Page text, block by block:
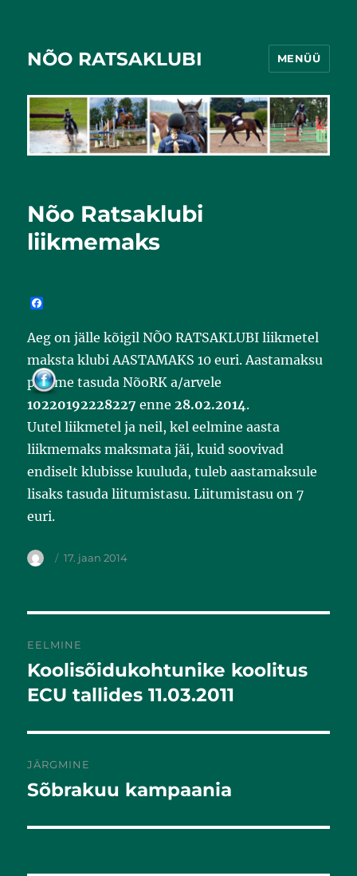
NÕO RATSAKLUBI MENÜÜ
Nõo Ratsaklubi
liikmemaks
e
b
o
o
k
Aeg on jälle kõigil NÕO RATSAKLUBI liikmetel
maksta klubi AASTAMAKS 10 euri. Aastamaksu
palume tasuda NõoRK a/arvele
10220192228227 enne28.02.2014.
Uutel liikmetel ja neil, kel eelmine aasta
liikmemaks maksmata jäi, kuid soovivad
endiselt klubisse kuuluda, tuleb aastamaksule
lisaks tasuda liitumistasu. Liitumistasu on 7
euri.
17. jaan 2014
EELMINE
Eelmine
postitus:
Koolisõidukohtunike koolitus
ECU tallides 11.03.2011
JÄRGMINE
Järgmine
Sõbrakuu kampaania